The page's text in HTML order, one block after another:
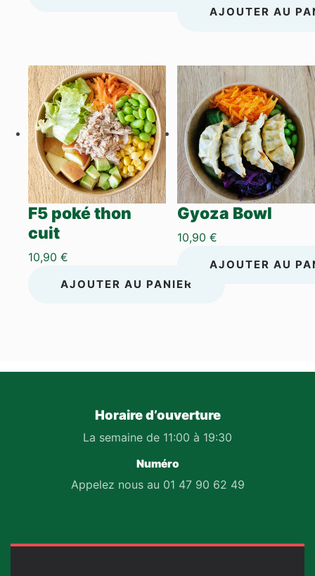
AJOUTER AU
F5 poké thon
cuit
10,90 €
AJOUTER AU PANIER
Gyoza Bowl
10,90€
AJOUTER AU
Horaire d’ouverture
La semaine de 11:00 à 19:30
Numéro
Appelez nous au 01 47 90 62 49